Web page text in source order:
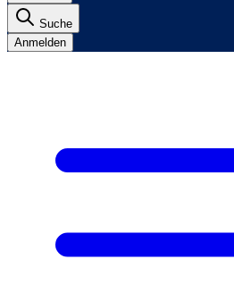
Suche
Anmelden